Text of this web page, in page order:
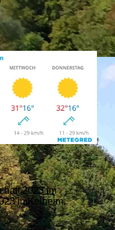
2023 im
in Kelheim.